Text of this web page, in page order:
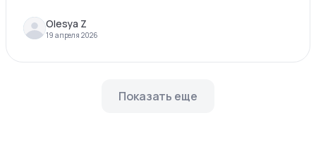
Olesya Z
19 апреля 2026
Показать еще